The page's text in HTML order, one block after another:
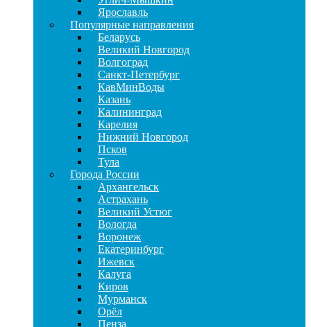
Ярославль
Популярные направления
Беларусь
Великий Новгород
Волгоград
Санкт-Петербург
КавМинВоды
Казань
Калининград
Карелия
Нижний Новгород
Псков
Тула
Города России
Архангельск
Астрахань
Великий Устюг
Вологда
Воронеж
Екатеринбург
Ижевск
Калуга
Киров
Мурманск
Орёл
Пенза